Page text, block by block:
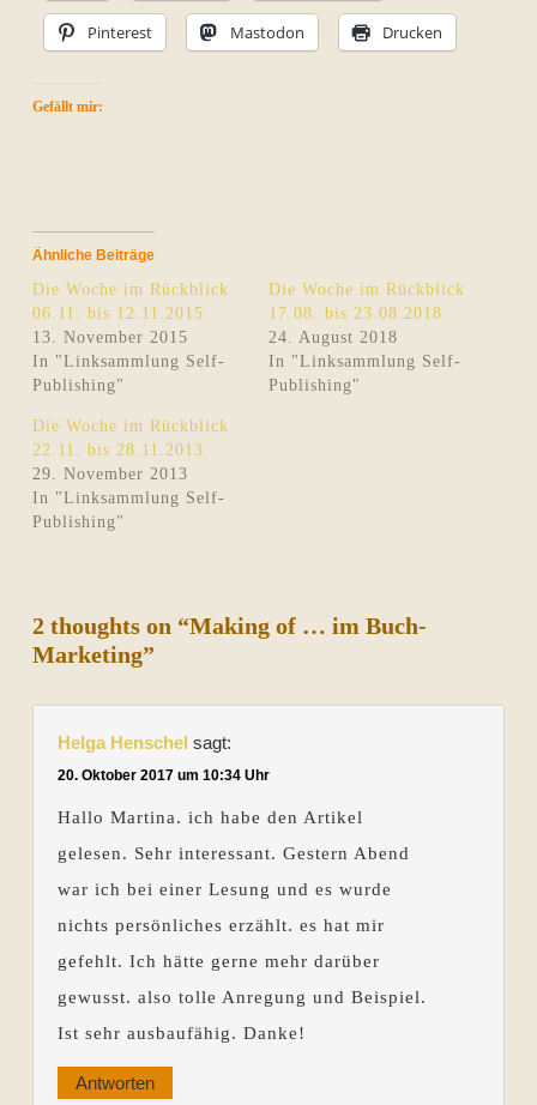
Pinterest Mastodon Drucken
Gefällt mir:
Ähnliche Beiträge
Die Woche im Rückblick
06.11. bis 12.11.2015
13. November 2015
In "Linksammlung Self-
Publishing"
Die Woche im Rückblick
17.08. bis 23.08.2018
24. August 2018
In "Linksammlung Self-
Publishing"
Die Woche im Rückblick
22.11. bis 28.11.2013
29. November 2013
In "Linksammlung Self-
Publishing"
2 thoughts on “Making of … im Buch-
Marketing”
Helga Henschel sagt:
20. Oktober 2017 um 10:34 Uhr
Hallo Martina. ich habe den Artikel
gelesen. Sehr interessant. Gestern Abend
war ich bei einer Lesung und es wurde
nichts persönliches erzählt. es hat mir
gefehlt. Ich hätte gerne mehr darüber
gewusst. also tolle Anregung und Beispiel.
Ist sehr ausbaufähig. Danke!
Antworten